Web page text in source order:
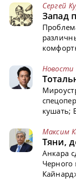
Сергей
Запад
Новости
кушать;
Максим
Тяни,
Анкара